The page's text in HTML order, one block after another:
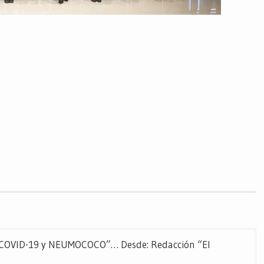
19 y NEUMOCOCO”… Desde: Redacción “El